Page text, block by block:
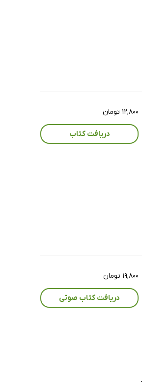
۱۲,۸۰۰ تومان
دریافت کتاب
۱۹,۸۰۰ تومان
دریافت کتاب صوتی